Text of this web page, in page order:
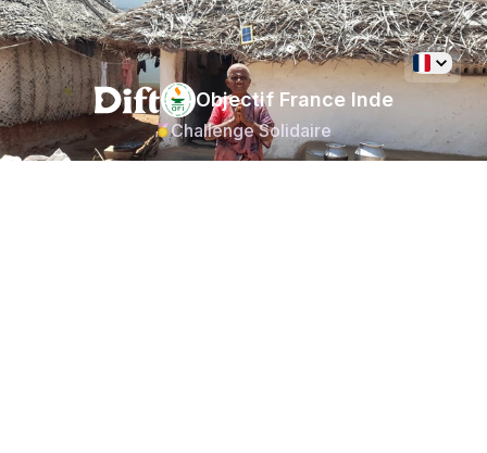
Objectif France Inde
Challenge Solidaire